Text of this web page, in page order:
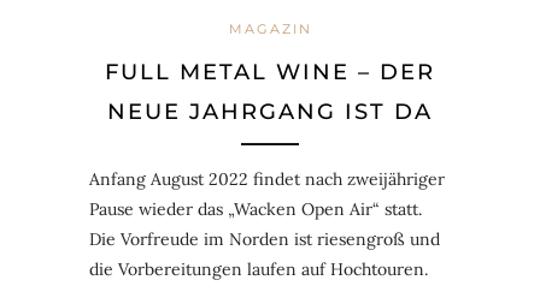
MAGAZIN
FULL METAL WINE – DER
NEUE JAHRGANG IST DA
Anfang August 2022 findet nach zweijähriger
Pause wieder das „Wacken Open Air“ statt.
Die Vorfreude im Norden ist riesengroß und
die Vorbereitungen laufen auf Hochtouren.